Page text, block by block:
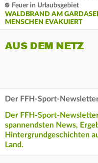
Feuer in Urlaubsgebiet
WALDBRAND AM
MENSCHEN EVAKUIERT
AUS DEM NETZ
Der FFH-Sport-
Der FFH-Sport-
spannendsten News,
Hintergrundgeschichten
Land.